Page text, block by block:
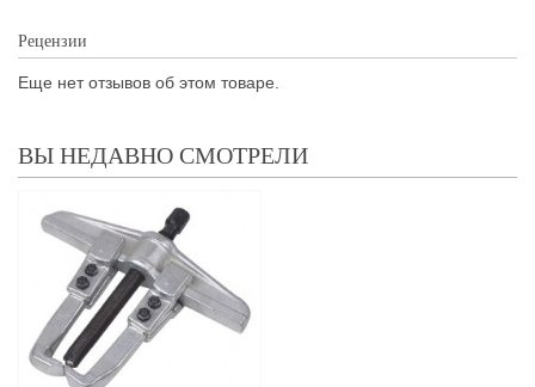
Рецензии
Еще нет отзывов об этом товаре.
ВЫ НЕДАВНО СМОТРЕЛИ